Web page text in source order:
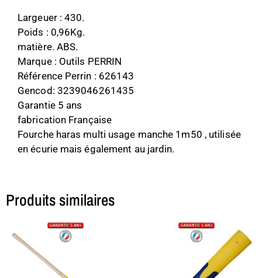
Largeuer : 430.
Poids : 0,96Kg.
matière. ABS.
Marque : Outils PERRIN
Référence Perrin : 626143
Gencod: 3239046261435
Garantie 5 ans
fabrication Française
Fourche haras multi usage manche 1m50 , utilisée
en écurie mais également au jardin.
Produits similaires